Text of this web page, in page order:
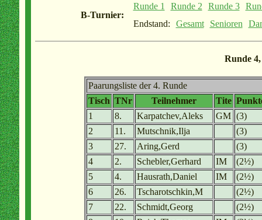
B-Turnier:
Runde 1 Runde 2 Runde 3
Endstand:
Gesamt Senioren
Runde
Paarungsliste der 4. Runde
Tisch TNr Teilnehmer Tite
1
8. Karpatchev,Aleks GM (3)
2
11. Mutschnik,Ilja
(3)
3
27. Aring,Gerd
(3)
4
2. Schebler,Gerhard IM
(2½)
5
4. Hausrath,Daniel IM
(2½)
6
26. Tscharotschkin,M
(2½)
7
22. Schmidt,Georg
(2½)